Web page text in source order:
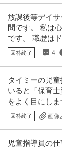
【募集資格：社会
ける生活相談員業務
放課後等デイ
問です。 私は
です。 職歴は
回答終了 4
タイミーの児
いると「保育
をよく目にし
回答終了 画像
児童指導員の